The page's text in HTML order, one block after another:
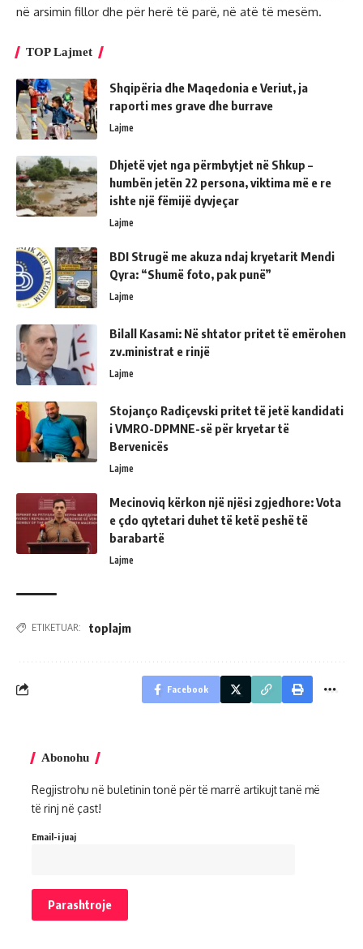
në arsimin fillor dhe për herë të parë, në atë të mesëm.
TOP Lajmet
Shqipëria dhe Maqedonia e Veriut, ja
raporti mes grave dhe burrave
Lajme
Dhjetë vjet nga përmbytjet në Shkup –
humbën jetën 22 persona, viktima më e re
ishte një fëmijë dyvjeçar
Lajme
BDI Strugë me akuza ndaj kryetarit Mendi
Qyra: “Shumë foto, pak punë”
Lajme
Bilall Kasami: Në shtator pritet të emërohen
zv.ministrat e rinjë
Lajme
Stojanço Radiçevski pritet të jetë kandidati
i VMRO-DPMNE-së për kryetar të
Bervenicës
Lajme
Mecinoviq kërkon një njësi zgjedhore: Vota
e çdo qytetari duhet të ketë peshë të
barabartë
Lajme
ETIKETUAR: toplajm
Facebook
Abonohu
Regjistrohu në buletinin tonë për të marrë artikujt tanë më
të rinj në çast!
Email-i juaj